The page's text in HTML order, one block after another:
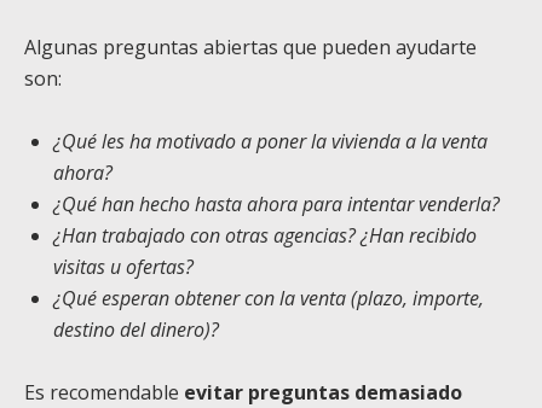
Algunas preguntas abiertas que pueden ayudarte
son:
¿Qué les ha motivado a poner la vivienda a la venta
ahora?
¿Qué han hecho hasta ahora para intentar venderla?
¿Han trabajado con otras agencias? ¿Han recibido
visitas u ofertas?
¿Qué esperan obtener con la venta (plazo, importe,
destino del dinero)?
Es recomendable evitar preguntas demasiado